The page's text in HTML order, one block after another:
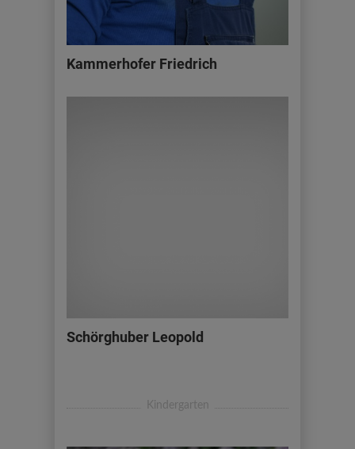
Kammerhofer Friedrich
Schörghuber Leopold
Kindergarten